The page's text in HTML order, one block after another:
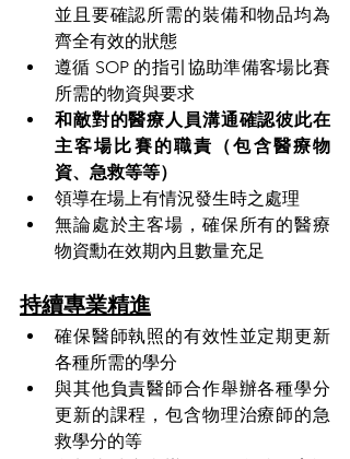
並且要確認所需的裝備和物品均為
齊全有效的狀態
遵循 SOP 的指引協助準備客場比賽
所需的物資與要求
和敵對的醫療人員溝通確認彼此在
主客場比賽的職責（包含醫療物
資、急救等等）
領導在場上有情況發生時之處理
無論處於主客場，確保所有的醫療
物資勳在效期內且數量充足
持續專業精進
確保醫師執照的有效性並定期更新
各種所需的學分
與其他負責醫師合作舉辦各種學分
更新的課程，包含物理治療師的急
救學分的等